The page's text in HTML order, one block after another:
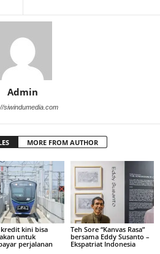
Admin
siwindumedia.com
MORE FROM AUTHOR
kini bisa
untuk
perjalanan
Teh Sore “Kanvas Rasa”
bersama Eddy Susanto –
Ekspatriat Indonesia